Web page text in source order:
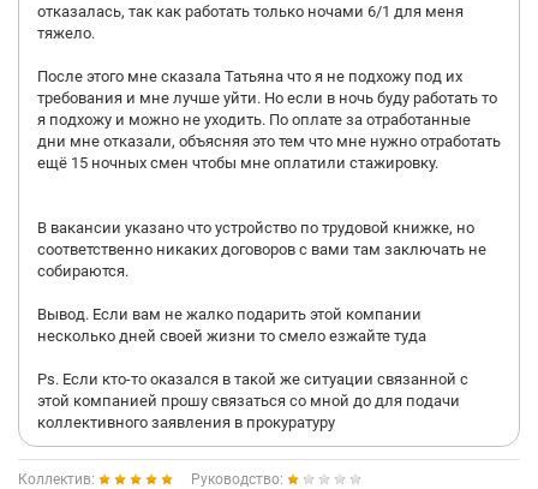
отказалась, так как работать только ночами 6/1 для меня
тяжело.
После этого мне сказала Татьяна что я не подхожу под их
требования и мне лучше уйти. Но если в ночь буду работать то
я подхожу и можно не уходить. По оплате за отработанные
дни мне отказали, объясняя это тем что мне нужно отработать
ещё 15 ночных смен чтобы мне оплатили стажировку.
В вакансии указано что устройство по трудовой книжке, но
соответственно никаких договоров с вами там заключать не
собираются.
Вывод. Если вам не жалко подарить этой компании
несколько дней своей жизни то смело езжайте туда
Ps. Если кто-то оказался в такой же ситуации связанной с
этой компанией прошу связаться со мной до для подачи
коллективного заявления в прокуратуру
Коллектив:
Руководство: